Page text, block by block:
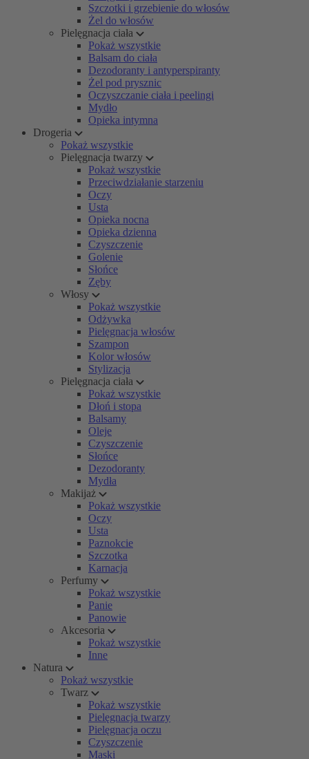
Szczotki i grzebienie do włosów
Żel do włosów
Pielęgnacja ciała
Pokaż wszystkie
Balsam do ciała
Dezodoranty i antyperspiranty
Żel pod prysznic
Oczyszczanie ciała i peelingi
Mydło
Opieka intymna
Drogeria
Pokaż wszystkie
Pielęgnacja twarzy
Pokaż wszystkie
Przeciwdziałanie starzeniu
Oczy
Usta
Opieka nocna
Opieka dzienna
Czyszczenie
Golenie
Słońce
Zęby
Włosy
Pokaż wszystkie
Odżywka
Pielęgnacja włosów
Szampon
Kolor włosów
Stylizacja
Pielęgnacja ciała
Pokaż wszystkie
Dłoń i stopa
Balsamy
Oleje
Czyszczenie
Słońce
Dezodoranty
Mydła
Makijaż
Pokaż wszystkie
Oczy
Usta
Paznokcie
Szczotka
Karnacja
Perfumy
Pokaż wszystkie
Panie
Panowie
Akcesoria
Pokaż wszystkie
Inne
Natura
Pokaż wszystkie
Twarz
Pokaż wszystkie
Pielęgnacja twarzy
Pielęgnacja oczu
Czyszczenie
Maski